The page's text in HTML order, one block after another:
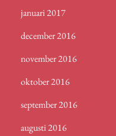
januari 2017
december 2016
november 2016
oktober 2016
september 2016
augusti 2016